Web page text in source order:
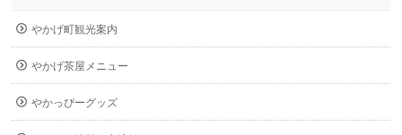
やかげ町観光案内
やかげ茶屋メニュー
やかっぴーグッズ